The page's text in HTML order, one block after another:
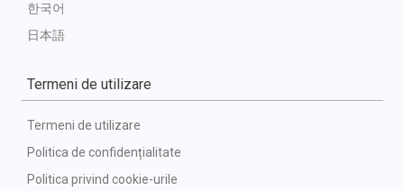
한국어
日本語
Termeni de utilizare
Termeni de utilizare
Politica de confidențialitate
Politica privind cookie-urile